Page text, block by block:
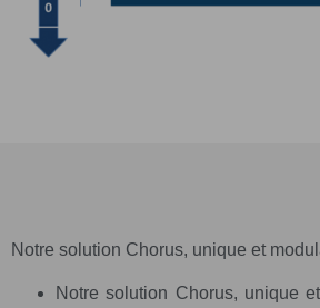
Notre solution Chorus, unique et
Notre solution Chorus, unique